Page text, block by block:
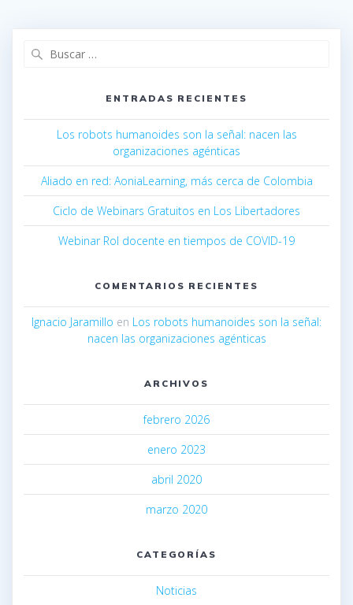
ENTRADAS RECIENTES
Los robots humanoides son la señal: nacen las
organizaciones agénticas
Aliado en red: AoniaLearning, más cerca de Colombia
Ciclo de Webinars Gratuitos en Los Libertadores
Webinar Rol docente en tiempos de COVID-19
COMENTARIOS RECIENTES
Ignacio Jaramillo en Los robots humanoides son la señal:
nacen las organizaciones agénticas
ARCHIVOS
febrero 2026
enero 2023
abril 2020
marzo 2020
CATEGORÍAS
Noticias